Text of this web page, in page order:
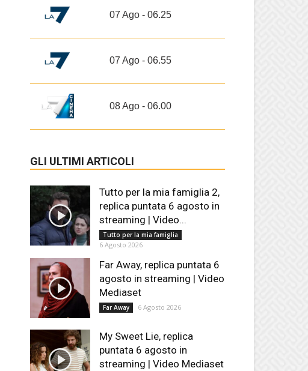
07 Ago - 06.25
07 Ago - 06.55
08 Ago - 06.00
GLI ULTIMI ARTICOLI
Tutto per la mia famiglia 2,
replica puntata 6 agosto in
streaming | Video...
Tutto per la mia famiglia
6 Agosto 2026
Far Away, replica puntata 6
agosto in streaming | Video
Mediaset
Far Away 6 Agosto 2026
My Sweet Lie, replica
puntata 6 agosto in
streaming | Video Mediaset